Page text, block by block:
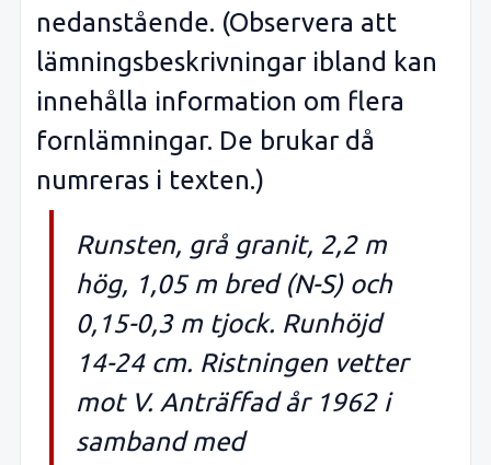
nedanstående. (Observera att
lämningsbeskrivningar ibland kan
innehålla information om flera
fornlämningar. De brukar då
numreras i texten.)
Runsten, grå granit, 2,2 m
hög, 1,05 m bred (N-S) och
0,15-0,3 m tjock. Runhöjd
14-24 cm. Ristningen vetter
mot V. Anträffad år 1962 i
samband med